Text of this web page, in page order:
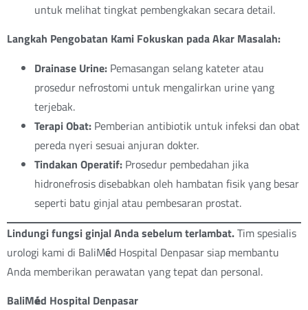
untuk melihat tingkat pembengkakan secara detail.
Langkah Pengobatan Kami Fokuskan pada Akar Masalah:
Drainase Urine: Pemasangan selang kateter atau
prosedur nefrostomi untuk mengalirkan urine yang
terjebak.
Terapi Obat: Pemberian antibiotik untuk infeksi dan obat
pereda nyeri sesuai anjuran dokter.
Tindakan Operatif: Prosedur pembedahan jika
hidronefrosis disebabkan oleh hambatan fisik yang besar
seperti batu ginjal atau pembesaran prostat.
Lindungi fungsi ginjal Anda sebelum terlambat.Tim spesialis
urologi kami di BaliMéd Hospital Denpasar siap membantu
Anda memberikan perawatan yang tepat dan personal.
BaliMéd Hospital Denpasar